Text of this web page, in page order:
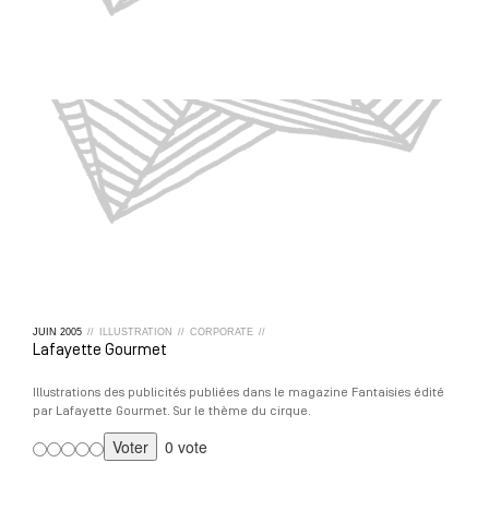
JUIN 2005 // ILLUSTRATION // CORPORATE //
Lafayette Gourmet
Illustrations des publicités publiées dans le magazine Fantaisies édité
par Lafayette Gourmet. Sur le thème du cirque.
0 vote